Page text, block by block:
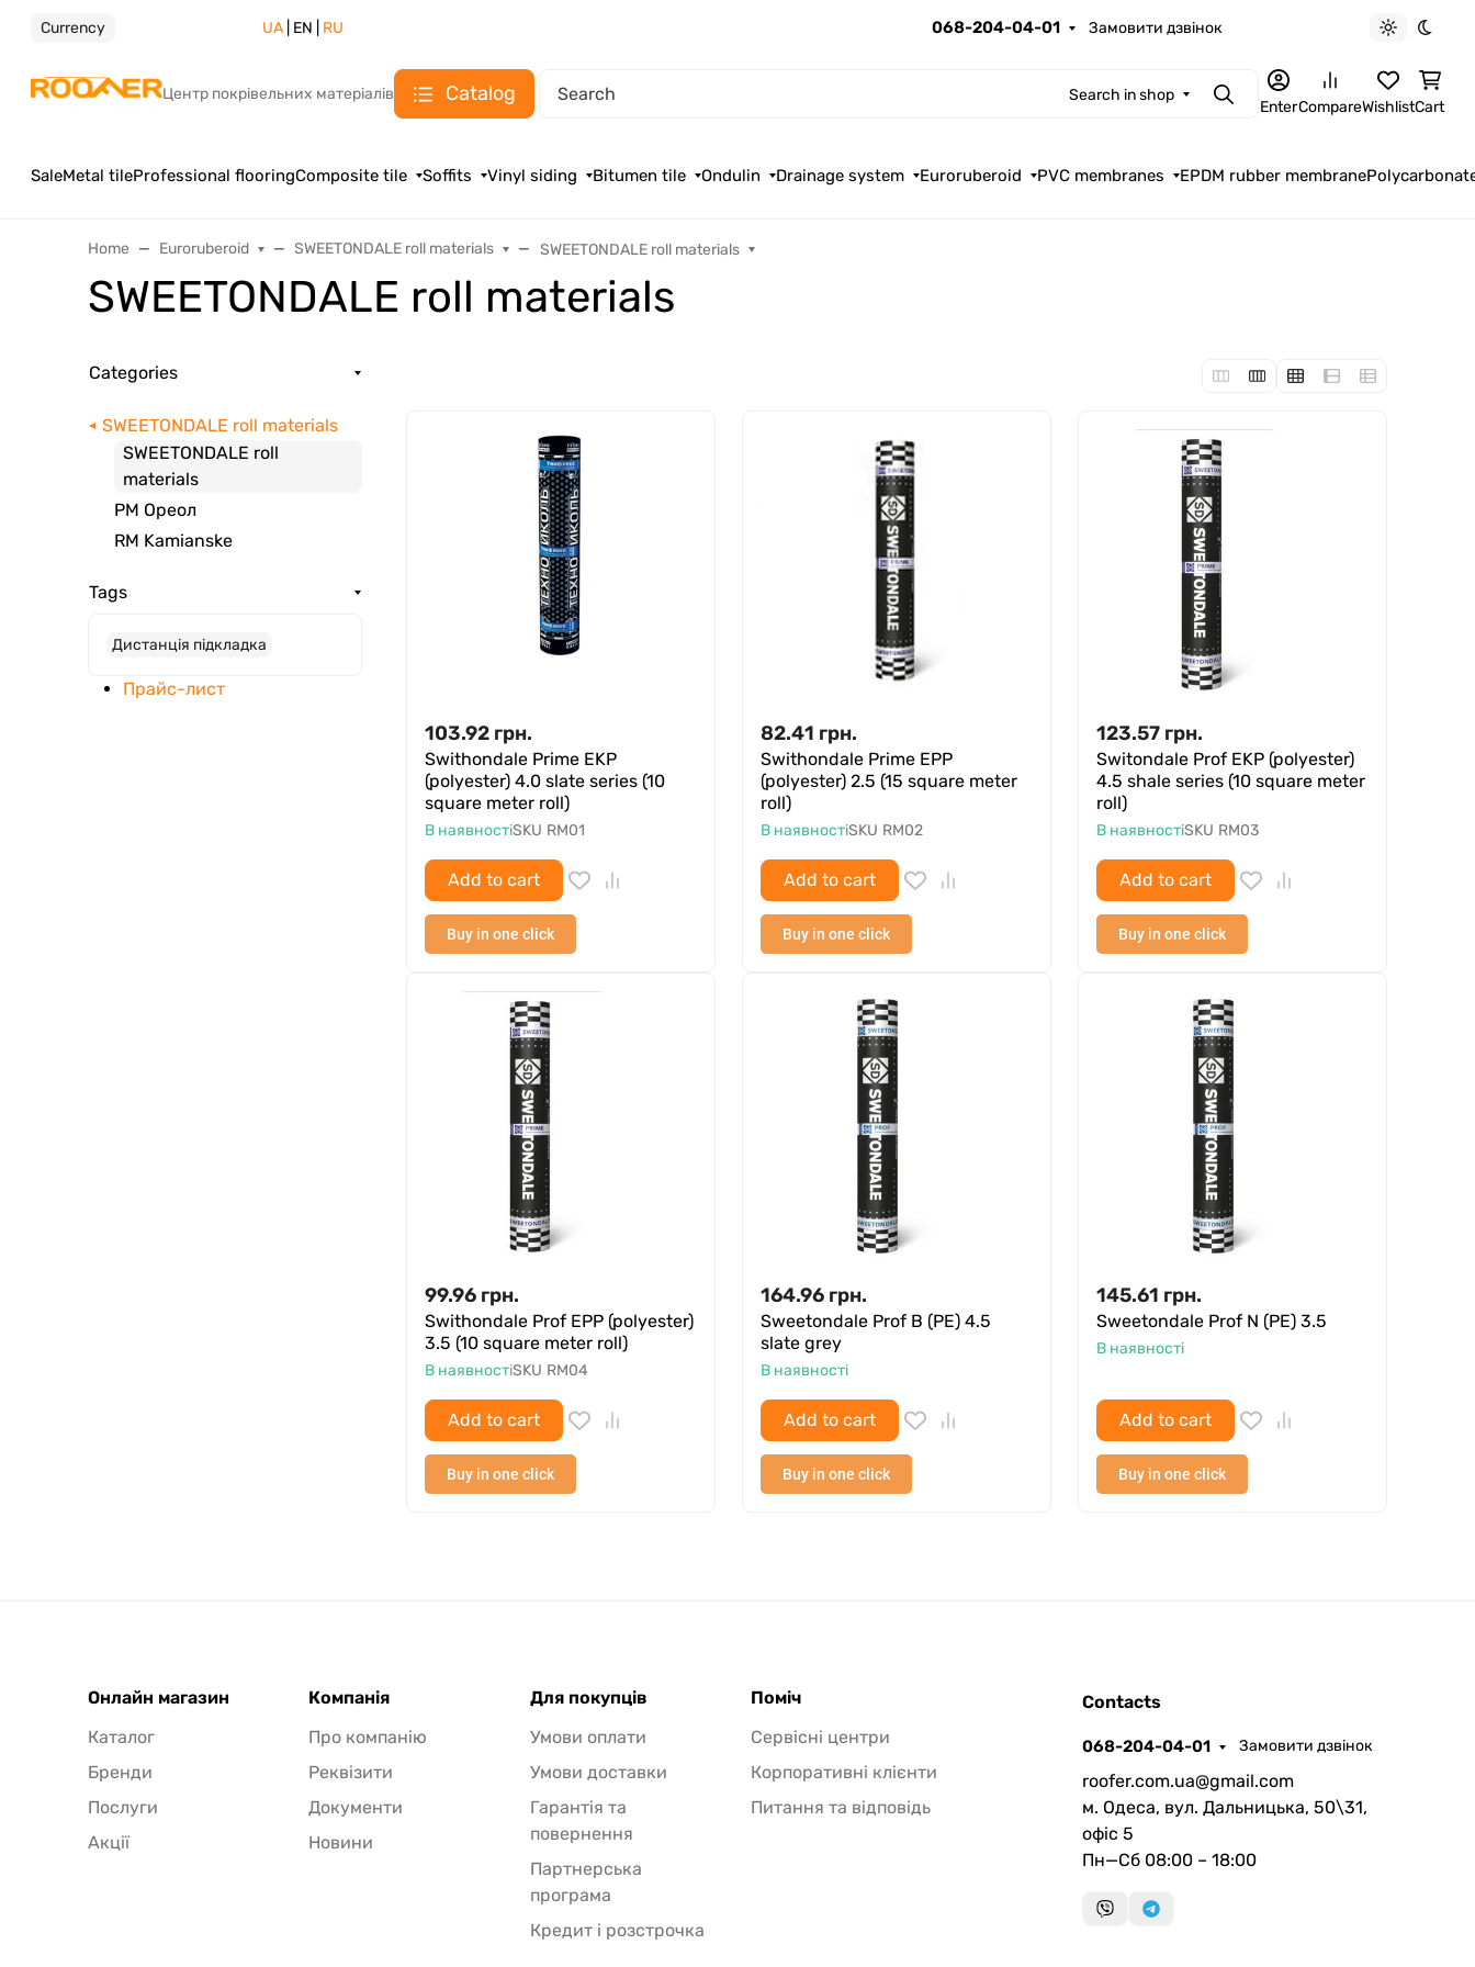
Currency UA| EN | RU 068-204-04-01 Замовити дзвінок
Light theme
Dark
Центр покрівельних матеріалів Catalog Search in shop SearchEnterCompareWishlistCart
SaleMetal tileProfessional flooringComposite tile Soffits Vinyl siding Bitumen tile Ondulin Drainage system Euroruberoid PVC membranes EPDM rubber membrane
Home Euroruberoid SWEETONDALE roll materials SWEETONDALE roll materials
SWEETONDALE roll materials
Categories
SWEETONDALE roll materials
SWEETONDALE roll
materials
РМ Ореол
RM Kamianske
Tags
Дистанція підкладка
Прайс-лист
103.92 грн.
Swithondale Prime EKP
(polyester) 4.0 slate series (10
square meter roll)
В наявностіSKU RM01
Add to cart
Buy in one click
82.41 грн.
Swithondale Prime EPP
(polyester) 2.5 (15 square meter
roll)
В наявностіSKU RM02
Add to cart
Buy in one click
123.57 грн.
Switondale Prof EKP (polyester)
4.5 shale series (10 square meter
roll)
В наявностіSKU RM03
Add to cart
Buy in one click
99.96 грн.
Swithondale Prof EPP (polyester)
3.5 (10 square meter roll)
В наявностіSKU RM04
Add to cart
Buy in one click
164.96 грн.
Sweetondale Prof B (PE) 4.5
slate grey
В наявності
Add to cart
Buy in one click
145.61 грн.
Sweetondale Prof N (PE) 3.5
В наявності
Add to cart
Buy in one click
Онлайн магазин
Каталог
Бренди
Послуги
Акції
Компанія
Про компанію
Реквізити
Документи
Новини
Для покупців
Умови оплати
Умови доставки
Гарантія та
повернення
Партнерська
програма
Кредит і розстрочка
Поміч
Сервісні центри
Корпоративні клієнти
Питання та відповідь
Contacts
068-204-04-01 Замовити дзвінок
roofer.com.ua@gmail.com
м. Одеса, вул. Дальницька, 50\31,
офіс 5
Пн—Сб 08:00 – 18:00
ROOFER
AI помічник